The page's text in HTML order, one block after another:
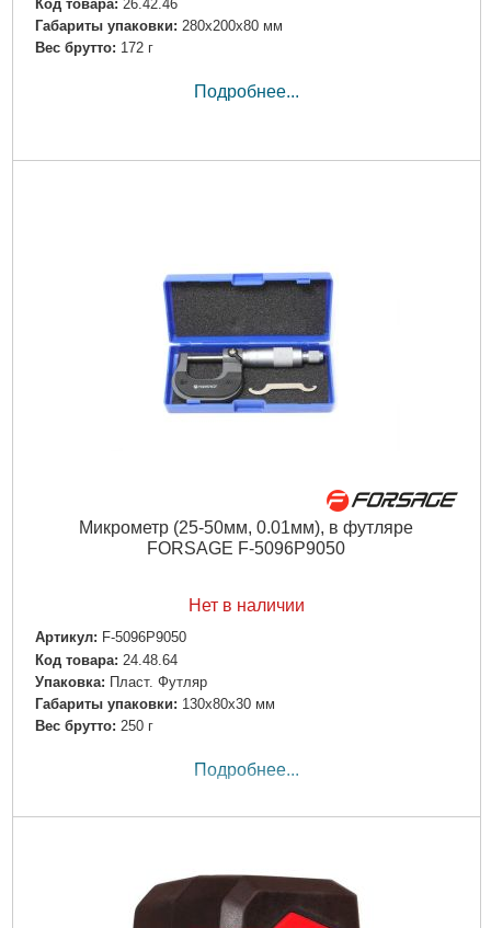
Код товара: 26.42.46
Габариты упаковки: 280x200x80 мм
Вес брутто: 172 г
Подробнее...
Микрометр (25-50мм, 0.01мм), в футляре
FORSAGE F-5096P9050
Нет в наличии
Артикул: F-5096P9050
Код товара: 24.48.64
Упаковка: Пласт. Футляр
Габариты упаковки: 130x80x30 мм
Вес брутто: 250 г
Подробнее...